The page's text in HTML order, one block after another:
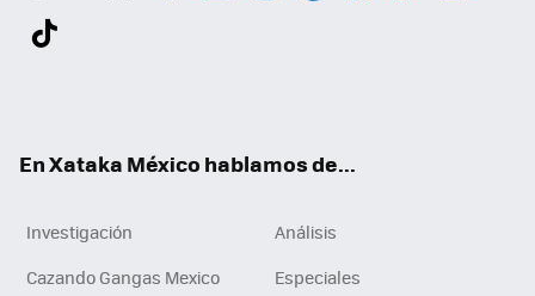
En Xataka México hablamos de...
Investigación
Análisis
Cazando Gangas Mexico
Especiales